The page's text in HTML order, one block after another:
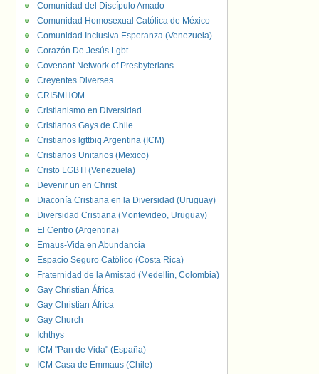
Comunidad del Discípulo Amado
Comunidad Homosexual Católica de México
Comunidad Inclusiva Esperanza (Venezuela)
Corazón De Jesús Lgbt
Covenant Network of Presbyterians
Creyentes Diverses
CRISMHOM
Cristianismo en Diversidad
Cristianos Gays de Chile
Cristianos lgttbiq Argentina (ICM)
Cristianos Unitarios (Mexico)
Cristo LGBTI (Venezuela)
Devenir un en Christ
Diaconía Cristiana en la Diversidad (Uruguay)
Diversidad Cristiana (Montevideo, Uruguay)
El Centro (Argentina)
Emaus-Vida en Abundancia
Espacio Seguro Católico (Costa Rica)
Fraternidad de la Amistad (Medellin, Colombia)
Gay Christian África
Gay Christian África
Gay Church
Ichthys
ICM "Pan de Vida" (España)
ICM Casa de Emmaus (Chile)